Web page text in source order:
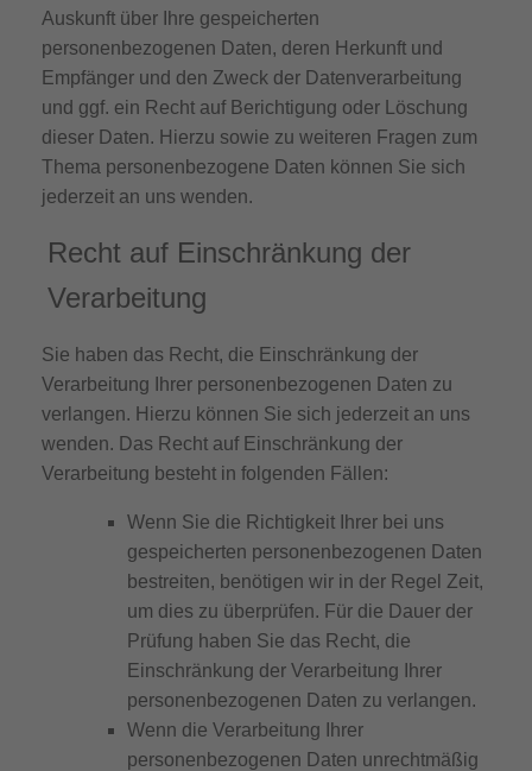
Auskunft über Ihre gespeicherten
personenbezogenen Daten, deren Herkunft und
Empfänger und den Zweck der Datenverarbeitung
und ggf. ein Recht auf Berichtigung oder Löschung
dieser Daten. Hierzu sowie zu weiteren Fragen zum
Thema personenbezogene Daten können Sie sich
jederzeit an uns wenden.
Recht auf Einschränkung der
Verarbeitung
Sie haben das Recht, die Einschränkung der
Verarbeitung Ihrer personenbezogenen Daten zu
verlangen. Hierzu können Sie sich jederzeit an uns
wenden. Das Recht auf Einschränkung der
Verarbeitung besteht in folgenden Fällen:
Wenn Sie die Richtigkeit Ihrer bei uns
gespeicherten personenbezogenen Daten
bestreiten, benötigen wir in der Regel Zeit,
um dies zu überprüfen. Für die Dauer der
Prüfung haben Sie das Recht, die
Einschränkung der Verarbeitung Ihrer
personenbezogenen Daten zu verlangen.
Wenn die Verarbeitung Ihrer
personenbezogenen Daten unrechtmäßig